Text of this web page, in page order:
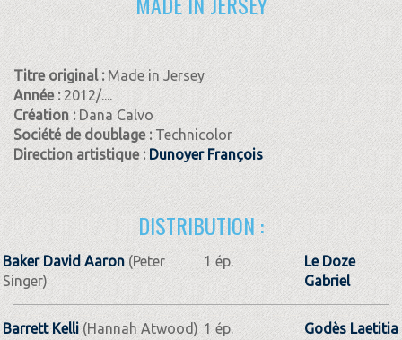
Titre original : Made in Jersey
Année : 2012/....
Création : Dana Calvo
Société de doublage :Technicolor
Direction artistique : Dunoyer François
DISTRIBUTION :
Baker David Aaron(Peter
Singer)
1 ép.
Le Doze
Gabriel
Barrett Kelli(Hannah Atwood) 1 ép. Godès Laetitia